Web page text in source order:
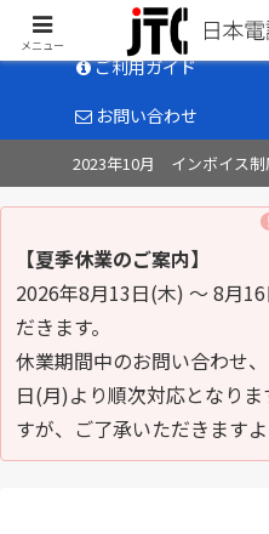
中古ビジネスホ
ご利用ガイド
お問い合わせ
2023年10月 インボイス制
【夏季休業のご案内】
2026年8月13日(木) ～ 8月
だきます。
休業期間中のお問い合わせ
日(月)より順次対応となり
すが、ご了承いただきます
メニュー